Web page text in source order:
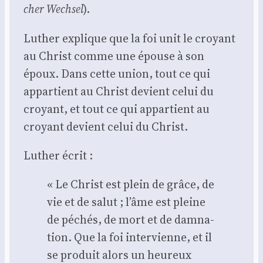
cher Wech­sel).
Luther explique que la foi unit le croyant
au Christ comme une épouse à son
époux. Dans cette union, tout ce qui
appar­tient au Christ devient celui du
croyant, et tout ce qui appar­tient au
croyant devient celui du Christ.
Luther écrit :
« Le Christ est plein de grâce, de
vie et de salut ; l’âme est pleine
de péchés, de mort et de dam­na­
tion. Que la foi inter­vienne, et il
se pro­duit alors un heu­reux